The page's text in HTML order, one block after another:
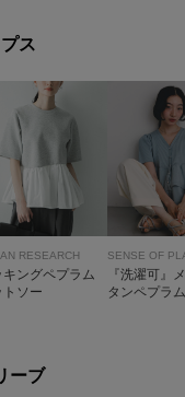
ス
RESEARCH
キングペプラム
トソー
SENSE OF
『洗濯可』
タンペプラ
ーブ